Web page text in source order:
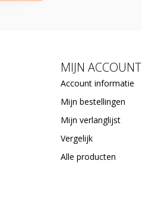
MIJN ACCOUNT
Account informatie
Mijn bestellingen
Mijn verlanglijst
Vergelijk
Alle producten